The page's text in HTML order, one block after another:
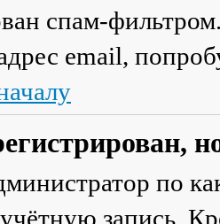
спам-
email,
по
запись.